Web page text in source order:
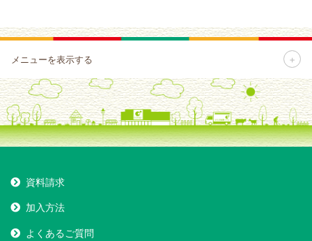
メニューを表示する +
資料請求
加入方法
よくあるご質問